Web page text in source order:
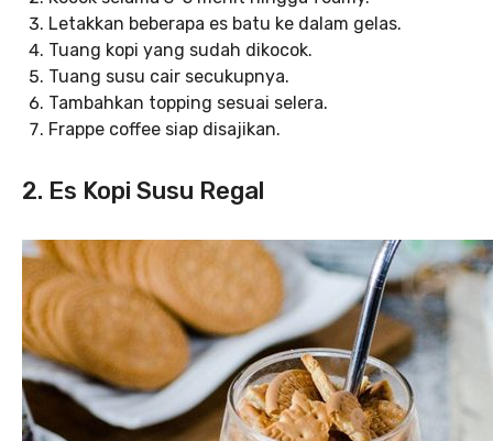
Letakkan beberapa es batu ke dalam gelas.
Tuang kopi yang sudah dikocok.
Tuang susu cair secukupnya.
Tambahkan topping sesuai selera.
Frappe coffee siap disajikan.
2. Es Kopi Susu Regal